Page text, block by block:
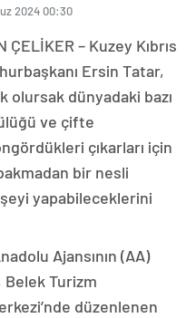
2024 00:30
ÇELİKER – Kuzey Kıbrıs
Ersin Tatar,
olursak dünyadaki bazı
ve çifte
çıkarları için
bir nesli
yapabileceklerini
Ajansının (AA)
Belek Turizm
düzenlenen